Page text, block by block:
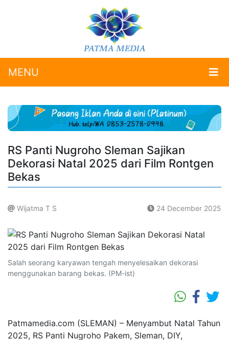
MENU
RS Panti Nugroho Sleman Sajikan
Dekorasi Natal 2025 dari Film Rontgen
Bekas
Wijatma T S 24 December 2025
Salah seorang karyawan tengah menyelesaikan dekorasi
menggunakan barang bekas. (PM-ist)
Patmamedia.com (SLEMAN) – Menyambut Natal Tahun
2025, RS Panti Nugroho Pakem, Sleman, DIY,